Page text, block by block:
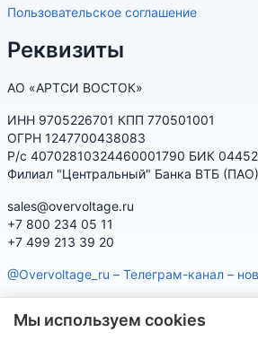
Пользовательское соглашение
Реквизиты
АО «АРТСИ ВОСТОК»
ИНН 9705226701 КПП 770501001
ОГРН 1247700438083
Р/с 40702810324460001790 БИК
Филиал "Центральный" Банка ВТБ (ПАО)
sales@overvoltage.ru
+7 800 234 05 11
+7 499 213 39 20
@Overvoltage_ru – Телеграм-канал –
характеристики, наличие, подбор
Мы используем cookies